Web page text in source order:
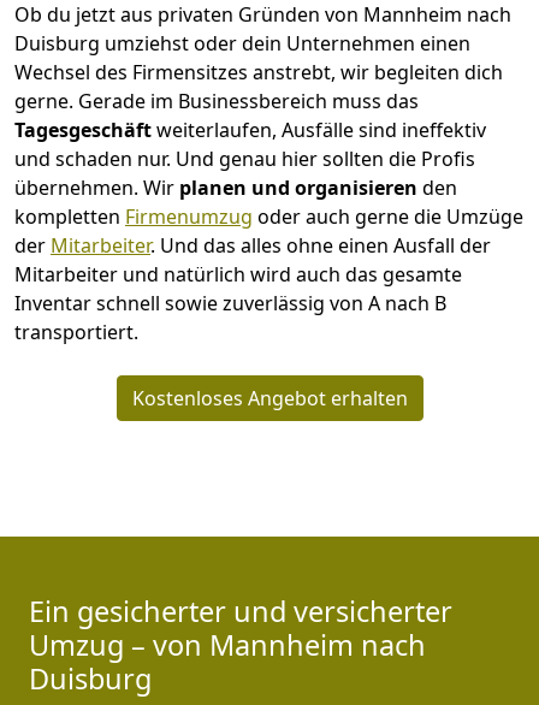
Ob du jetzt aus privaten Gründen von Mannheim nach
Duisburg umziehst oder dein Unternehmen einen
Wechsel des Firmensitzes anstrebt, wir begleiten dich
gerne. Gerade im Businessbereich muss das
Tagesgeschäftweiterlaufen, Ausfälle sind ineffektiv
und schaden nur. Und genau hier sollten die Profis
übernehmen. Wir planen und organisieren den
kompletten Firmenumzug oder auch gerne die Umzüge
der Mitarbeiter. Und das alles ohne einen Ausfall der
Mitarbeiter und natürlich wird auch das gesamte
Inventar schnell sowie zuverlässig von A nach B
transportiert.
Kostenloses Angebot erhalten
Ein gesicherter und versicherter
Umzug – von Mannheim nach
Duisburg